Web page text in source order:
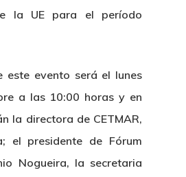
la UE para el período
este evento será el lunes
a las 10:00 horas y en
la directora de CETMAR,
el presidente de Fórum
Nogueira, la secretaria